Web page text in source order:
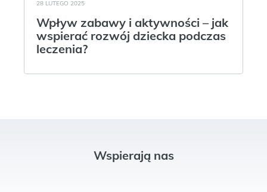
28 LUTEGO 2025
Wpływ zabawy i aktywności – jak
wspierać rozwój dziecka podczas
leczenia?
Wspierają nas